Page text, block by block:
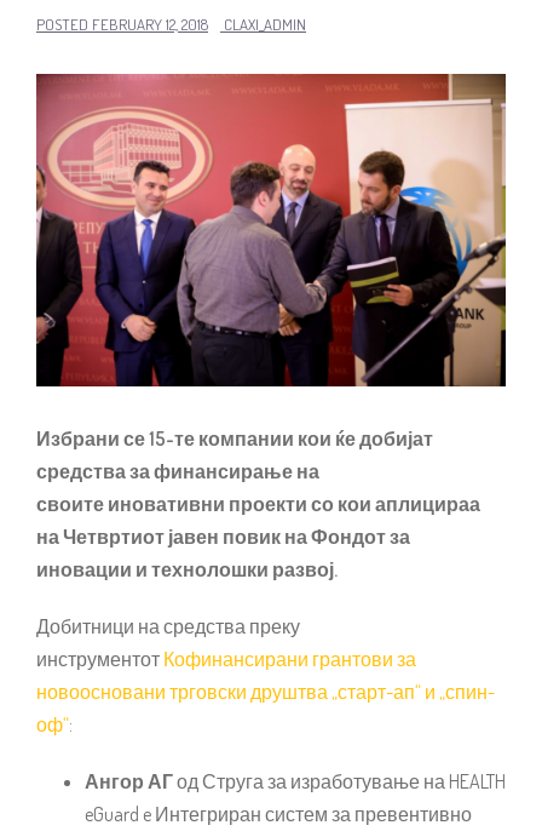
POSTED FEBRUARY 12, 2018 CLAXI_ADMIN
Избрани се 15-те компании кои ќе добијат
средства за финансирање на
своите иновативни проекти со кои аплицираа
на Четвртиот јавен повик на Фондот за
иновации и технолошки развој.
Добитници на средства преку
инструментот Кофинансирани грантови за
новоосновани трговски друштва „старт-ап“ и „спин-
оф“:
Ангор АГод Струга за изработување на HEALTH
eGuard e Интегриран систем за превентивно